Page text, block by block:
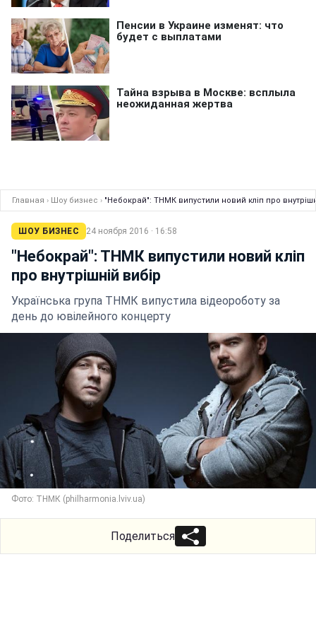
Главная › Шоу бизнес › "Небокрай": ТНМК випустили новий кліп про
ШОУ БИЗНЕС 24 ноября 2016 · 16:58
"Небокрай": ТНМК випустили новий кліп
про внутрішній вибір
Українська група ТНМК випустила відеороботу за
день до ювілейного концерту
Фото: ТНМК (philharmonia.lviv.ua)
Поделиться